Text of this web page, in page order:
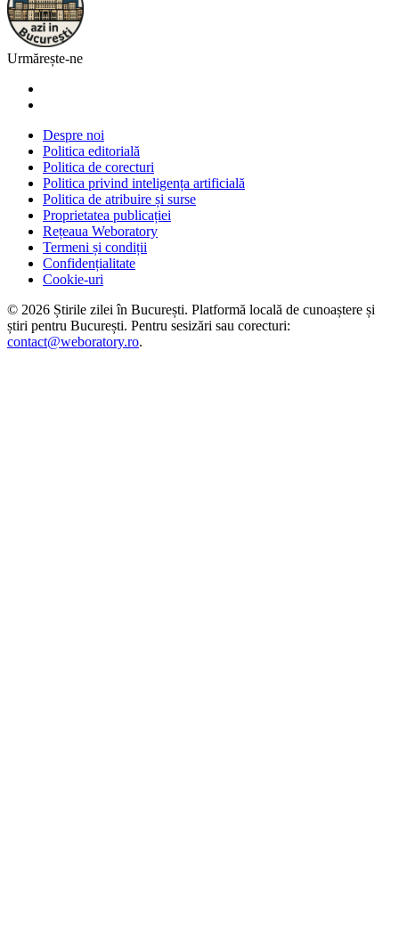
Urmărește-ne
Despre noi
Politica editorială
Politica de corecturi
Politica privind inteligența artificială
Politica de atribuire și surse
Proprietatea publicației
Rețeaua Weboratory
Termeni și condiții
Confidențialitate
Cookie-uri
© 2026 Știrile zilei în București. Platformă locală de cunoaștere și
știri pentru București. Pentru sesizări sau corecturi:
contact@weboratory.ro.